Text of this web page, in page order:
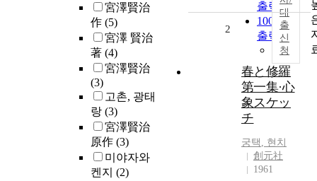
宮澤賢治
作 (5)
宮澤 賢治
著 (4)
宮澤賢治
(3)
고촌, 광태
랑 (3)
宮澤賢治
原作 (3)
미야자와
켄지 (2)
출력
100개씩
출력
대
출
신
청
2
春と修羅
第一集·心
象スケッ
チ
궁택 , 현치
創元社
1961